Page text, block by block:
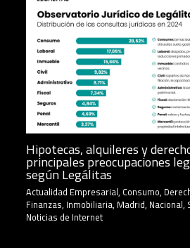
Hipotecas, alquileres y
principales preocupaciones
según Legálitas
Actualidad Empresarial, Consumo,
Finanzas, Inmobiliaria, Madrid, Nacional,
Noticias de Internet